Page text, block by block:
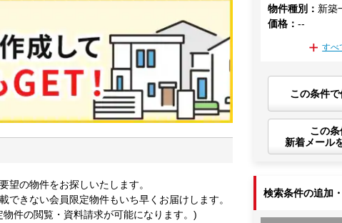
望の物件をお探しいたします。
きない会員限定物件もいち早くお届けします。
件の閲覧・資料請求が可能になります。)
物件種別 ： 新築
価格 ：--
すべ
この条件
この
新着メール
検索条件の追加